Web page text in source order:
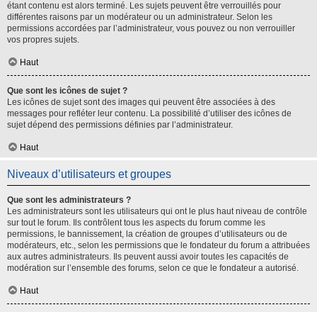
étant contenu est alors terminé. Les sujets peuvent être verrouillés pour
différentes raisons par un modérateur ou un administrateur. Selon les
permissions accordées par l’administrateur, vous pouvez ou non verrouiller
vos propres sujets.
Haut
Que sont les icônes de sujet ?
Les icônes de sujet sont des images qui peuvent être associées à des
messages pour refléter leur contenu. La possibilité d’utiliser des icônes de
sujet dépend des permissions définies par l’administrateur.
Haut
Niveaux d’utilisateurs et groupes
Que sont les administrateurs ?
Les administrateurs sont les utilisateurs qui ont le plus haut niveau de contrôle
sur tout le forum. Ils contrôlent tous les aspects du forum comme les
permissions, le bannissement, la création de groupes d’utilisateurs ou de
modérateurs, etc., selon les permissions que le fondateur du forum a attribuées
aux autres administrateurs. Ils peuvent aussi avoir toutes les capacités de
modération sur l’ensemble des forums, selon ce que le fondateur a autorisé.
Haut